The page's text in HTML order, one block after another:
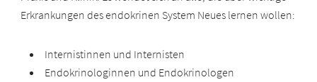
Erkrankungen des endokrinen System Neues lernen wollen:
Internistinnen und Internisten
Endokrinologinnen und Endokrinologen